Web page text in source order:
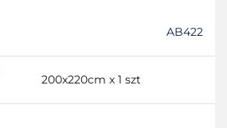
AB422
200x220cm x 1 szt